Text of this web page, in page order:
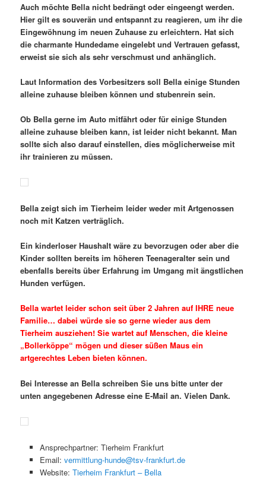
Auch möchte Bella nicht bedrängt oder eingeengt werden.
Hier gilt es souverän und entspannt zu reagieren, um ihr die
Eingewöhnung im neuen Zuhause zu erleichtern. Hat sich
die charmante Hundedame eingelebt und Vertrauen gefasst,
erweist sie sich als sehr verschmust und anhänglich.
Laut Information des Vorbesitzers soll Bella einige Stunden
alleine zuhause bleiben können und stubenrein sein.
Ob Bella gerne im Auto mitfährt oder für einige Stunden
alleine zuhause bleiben kann, ist leider nicht bekannt. Man
sollte sich also darauf einstellen, dies möglicherweise mit
ihr trainieren zu müssen.
Bella zeigt sich im Tierheim leider weder mit Artgenossen
noch mit Katzen verträglich.
Ein kinderloser Haushalt wäre zu bevorzugen oder aber die
Kinder sollten bereits im höheren Teenageralter sein und
ebenfalls bereits über Erfahrung im Umgang mit ängstlichen
Hunden verfügen.
Bella wartet leider schon seit über 2 Jahren auf IHRE neue
Familie… dabei würde sie so gerne wieder aus dem
Tierheim ausziehen! Sie wartet auf Menschen, die kleine
„Bollerköppe“ mögen und dieser süßen Maus ein
artgerechtes Leben bieten können.
Bei Interesse an Bella schreiben Sie uns bitte unter der
unten angegebenen Adresse eine E-Mail an. Vielen Dank.
Ansprechpartner: Tierheim Frankfurt
Email: vermittlung-hunde@tsv-frankfurt.de
Website: Tierheim Frankfurt – Bella